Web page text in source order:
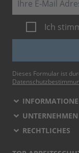
Ich
Dieses Formular ist
UNTERNEHMEN
RECHTLICHES